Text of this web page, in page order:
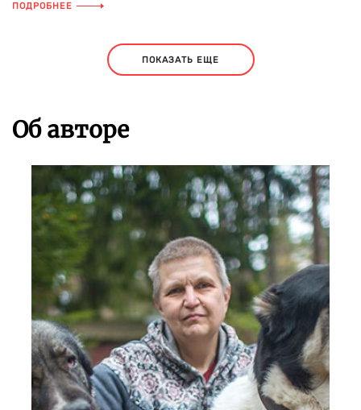
ПОДРОБНЕЕ
ПОКАЗАТЬ ЕЩЕ
Об авторе